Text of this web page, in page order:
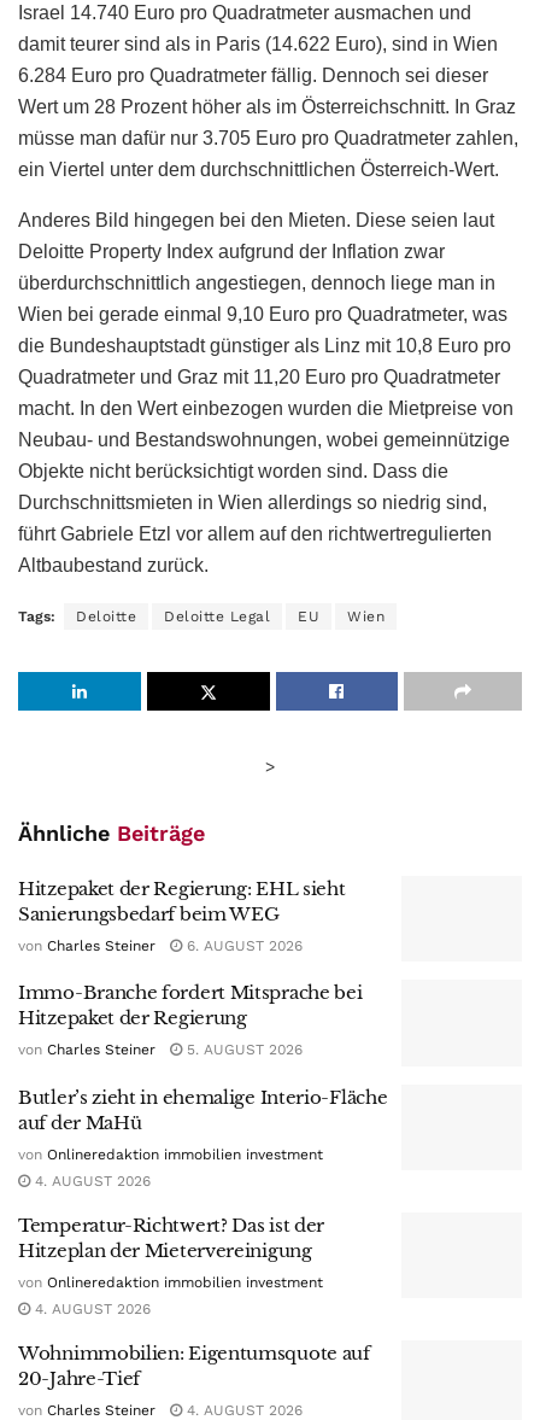
Israel 14.740 Euro pro Quadratmeter ausmachen und
damit teurer sind als in Paris (14.622 Euro), sind in Wien
6.284 Euro pro Quadratmeter fällig. Dennoch sei dieser
Wert um 28 Prozent höher als im Österreichschnitt. In Graz
müsse man dafür nur 3.705 Euro pro Quadratmeter zahlen,
ein Viertel unter dem durchschnittlichen Österreich-Wert.
Anderes Bild hingegen bei den Mieten. Diese seien laut
Deloitte Property Index aufgrund der Inflation zwar
überdurchschnittlich angestiegen, dennoch liege man in
Wien bei gerade einmal 9,10 Euro pro Quadratmeter, was
die Bundeshauptstadt günstiger als Linz mit 10,8 Euro pro
Quadratmeter und Graz mit 11,20 Euro pro Quadratmeter
macht. In den Wert einbezogen wurden die Mietpreise von
Neubau- und Bestandswohnungen, wobei gemeinnützige
Objekte nicht berücksichtigt worden sind. Dass die
Durchschnittsmieten in Wien allerdings so niedrig sind,
führt Gabriele Etzl vor allem auf den richtwertregulierten
Altbaubestand zurück.
Tags: Deloitte Deloitte Legal EU Wien
>
Ähnliche Beiträge
Hitzepaket der Regierung: EHL sieht
Sanierungsbedarf beim WEG
von Charles Steiner 6. AUGUST 2026
Immo-Branche fordert Mitsprache bei
Hitzepaket der Regierung
von Charles Steiner 5. AUGUST 2026
Butler’s zieht in ehemalige Interio-Fläche
auf der MaHü
von Onlineredaktion immobilien investment
4. AUGUST 2026
Temperatur-Richtwert? Das ist der
Hitzeplan der Mietervereinigung
von Onlineredaktion immobilien investment
4. AUGUST 2026
Wohnimmobilien: Eigentumsquote auf
20-Jahre-Tief
von Charles Steiner 4. AUGUST 2026